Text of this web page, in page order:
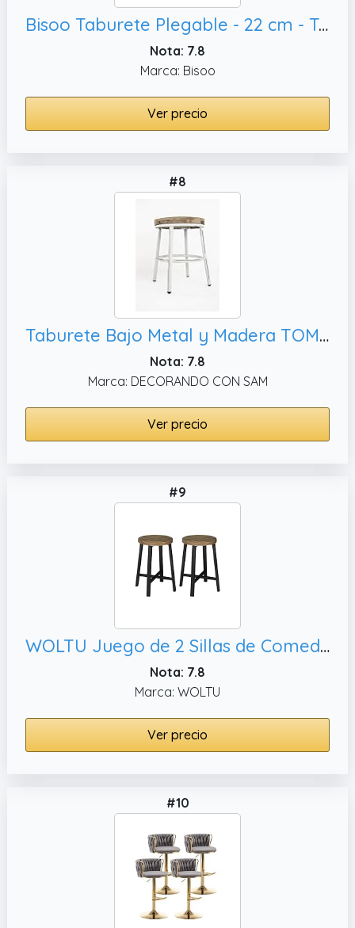
Bisoo Taburete Plegable - 22 cm - Taburete Baño, Práctico - Soporta 120Kg - Gris Salvia
Nota: 7.8
Marca: Bisoo
Ver precio
#8
Taburete Bajo Metal y Madera TOM Blanco Vintage Sam, 49x35cm. Incluye Imán Personalizable de Regalo.
Nota: 7.8
Marca: DECORANDO CON SAM
Ver precio
#9
WOLTU Juego de 2 Sillas de Comedor,Marrón Rústico y Negro
Nota: 7.8
Marca: WOLTU
Ver precio
#10